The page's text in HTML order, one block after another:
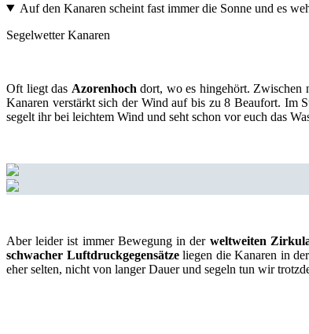
Auf den Kanaren scheint fast immer die Sonne und es
Segelwetter Kanaren
Oft liegt das Azorenhochdort, wo es hingehört. Zwischen
Kanaren verstärkt sich der Wind auf bis zu 8 Beaufort. Im
segelt ihr bei leichtem Wind und seht schon vor euch das
Aber leider ist immer Bewegung in der weltweiten
schwacher Luftdruckgegensätzeliegen die Kanaren in
eher selten, nicht von langer Dauer und segeln tun wir